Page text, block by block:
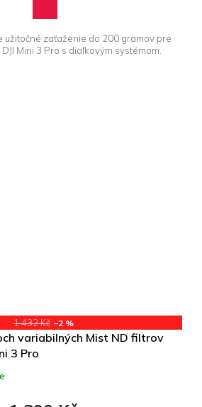
užitočné zaťaženie do 200 gramov pre
Mini 3 Pro s diaľkovým systémom.
1 432 Kč –2 %
variabilných Mist ND filtrov
3 Pro